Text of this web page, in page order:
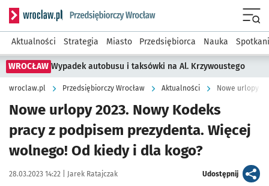
Serwis informacyjny wroclaw.pl podserwis: Strategia
Aktualności Strategia Miasto Przedsiębiorca Nauka
WROCŁAW Wypadek autobusu i taksówki na Al. Krzywoustego
wroclaw.pl Przedsiębiorczy Wrocław Aktualności
Nowe urlopy 2023. Nowy Kodeks
pracy z podpisem prezydenta. Więcej
wolnego! Od kiedy i dla kogo?
Data publikacji:
28.03.2023 14:22 | Autor:
Jarek Ratajczak Udostępnijartykuł